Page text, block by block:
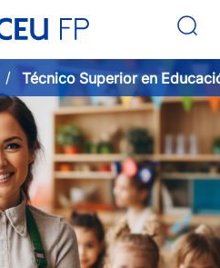
Técnico Superior en